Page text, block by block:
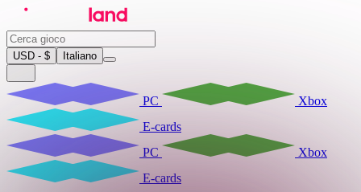
USD - $ Italiano
PC
Xbox
E-cards
PC
Xbox
E-cards